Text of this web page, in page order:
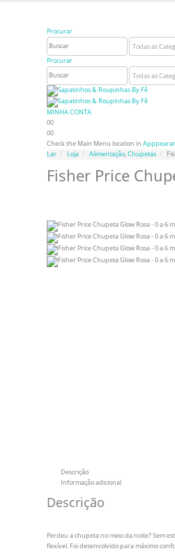
Procurar
Procurar
MINHA CONTA
00
00
Check the Main Menu location in
Lar
Loja Alimentação,Chupetas
Fisher Price
Descrição
Informação adicional
Descrição
Perdeu a chupeta no meio da noite? Sem
flexível. Foi desenvolvido para máximo